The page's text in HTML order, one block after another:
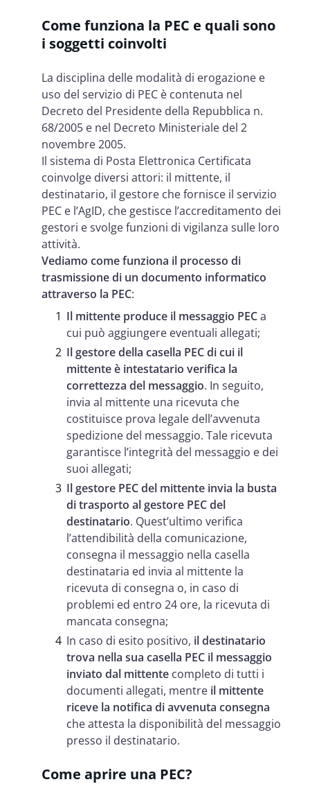
Come funziona la PEC e quali sono
i soggetti coinvolti
La disciplina delle modalità di erogazione e
uso del servizio di PEC è contenuta nel
Decreto del Presidente della Repubblica n.
68/2005 e nel Decreto Ministeriale del 2
novembre 2005.
Il sistema di Posta Elettronica Certificata
coinvolge diversi attori: il mittente, il
destinatario, il gestore che fornisce il servizio
PEC e l’AgID, che gestisce l’accreditamento dei
gestori e svolge funzioni di vigilanza sulle loro
attività.
Vediamo come funziona il processo di
trasmissione di un documento informatico
attraverso la PEC:
Il mittente produce il messaggio PECa
cui può aggiungere eventuali allegati;
Il gestore della casella PEC di cui il
mittente è intestatario verifica la
correttezza del messaggio. In seguito,
invia al mittente una ricevuta che
costituisce prova legale dell’avvenuta
spedizione del messaggio. Tale ricevuta
garantisce l’integrità del messaggio e dei
suoi allegati;
Il gestore PEC del mittente invia la busta
di trasporto al gestore PEC del
destinatario. Quest’ultimo verifica
l’attendibilità della comunicazione,
consegna il messaggio nella casella
destinataria ed invia al mittente la
ricevuta di consegna o, in caso di
problemi ed entro 24 ore, la ricevuta di
mancata consegna;
In caso di esito positivo, il destinatario
trova nella sua casella PEC il messaggio
inviato dal mittente completo di tutti i
documenti allegati, mentre il mittente
riceve la notifica di avvenuta consegna
che attesta la disponibilità del messaggio
presso il destinatario.
Come aprire una PEC?